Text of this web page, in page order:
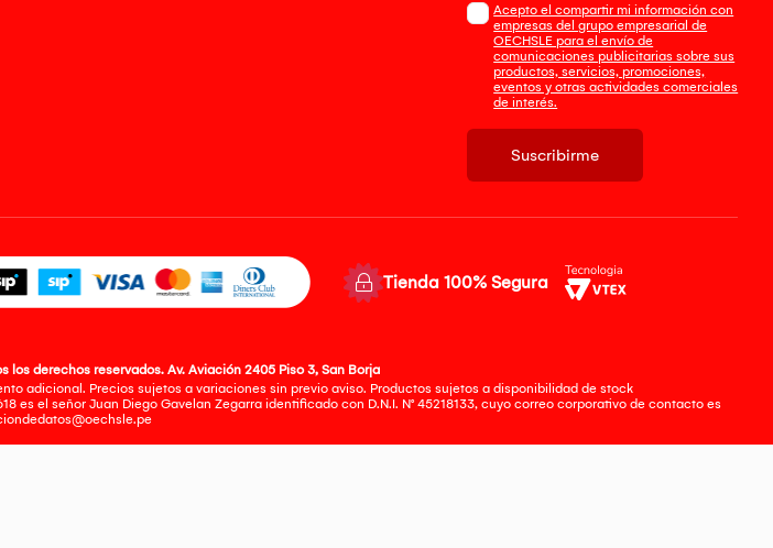
Acepto el compartir mi información con
empresas del grupo empresarial de
OECHSLE para el envío de
comunicaciones publicitarias sobre sus
productos, servicios, promociones,
eventos y otras actividades comerciales
de interés.
Suscribirme
Tienda 100% Segura
los derechos reservados. Av. Aviación 2405 Piso 3, San Borja
adicional. Precios sujetos a variaciones sin previo aviso. Productos sujetos a disponibilidad de stock
es el señor Juan Diego Gavelan Zegarra identificado con D.N.I. N° 45218133, cuyo correo corporativo de contacto es